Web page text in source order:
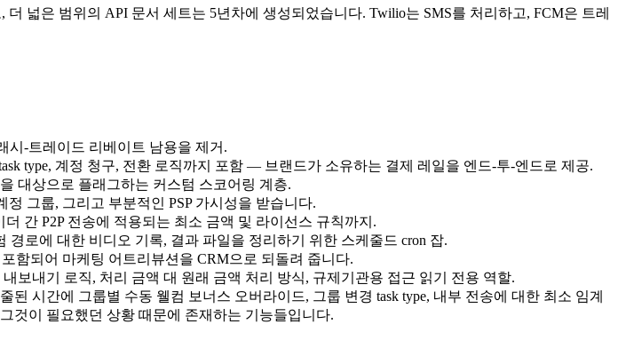
넓은 범위의 API 문서 세트는 5년차에 생성되었습니다. Twilio는 SMS를 처리하고, FCM은 트레
-트레이드 리베이트 남용을 제거.
type, 계정 청구, 전환 로직까지 포함 — 브랜드가 소유하는 결제 레일을 엔드-투-엔드로 제공.
대상으로 플래그하는 커스텀 스코어링 계층.
그룹, 그리고 부분적인 PSP 가시성을 받습니다.
간 P2P 전송에 적용되는 최소 금액 및 라이선스 규칙까지.
로에 대한 비디오 기록, 결과 파일을 정리하기 위한 스케줄드 cron 잡.
함되어 마케팅 어트리뷰션을 CRM으로 되돌려 줍니다.
보내기 로직, 처리 금액 대 원래 금액 처리 방식, 규제기관용 접근 읽기 전용 역할.
시간에 그룹별 수동 웰컴 보너스 오버라이드, 그룹 변경 task type, 내부 전송에 대한 최소 임계
것이 필요했던 상황 때문에 존재하는 기능들입니다.